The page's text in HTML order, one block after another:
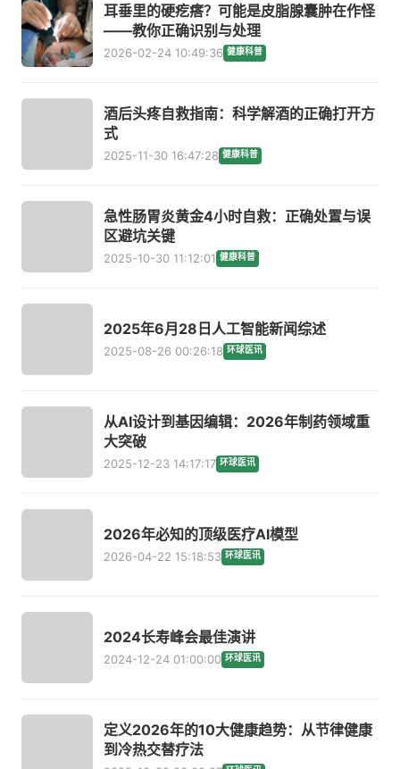
耳垂里的硬疙瘩？可能是皮脂腺囊肿在作怪
——教你正确识别与处理
2026-02-24 10:49:36 健康科普
酒后头疼自救指南：科学解酒的正确打开方
式
2025-11-30 16:47:28 健康科普
急性肠胃炎黄金4小时自救：正确处置与误
区避坑关键
2025-10-30 11:12:01 健康科普
2025年6月28日人工智能新闻综述
2025-08-26 00:26:18 环球医讯
从AI设计到基因编辑：2026年制药领域重
大突破
2025-12-23 14:17:17 环球医讯
2026年必知的顶级医疗AI模型
2026-04-22 15:18:53 环球医讯
2024长寿峰会最佳演讲
2024-12-24 01:00:00 环球医讯
定义2026年的10大健康趋势：从节律健康
到冷热交替疗法